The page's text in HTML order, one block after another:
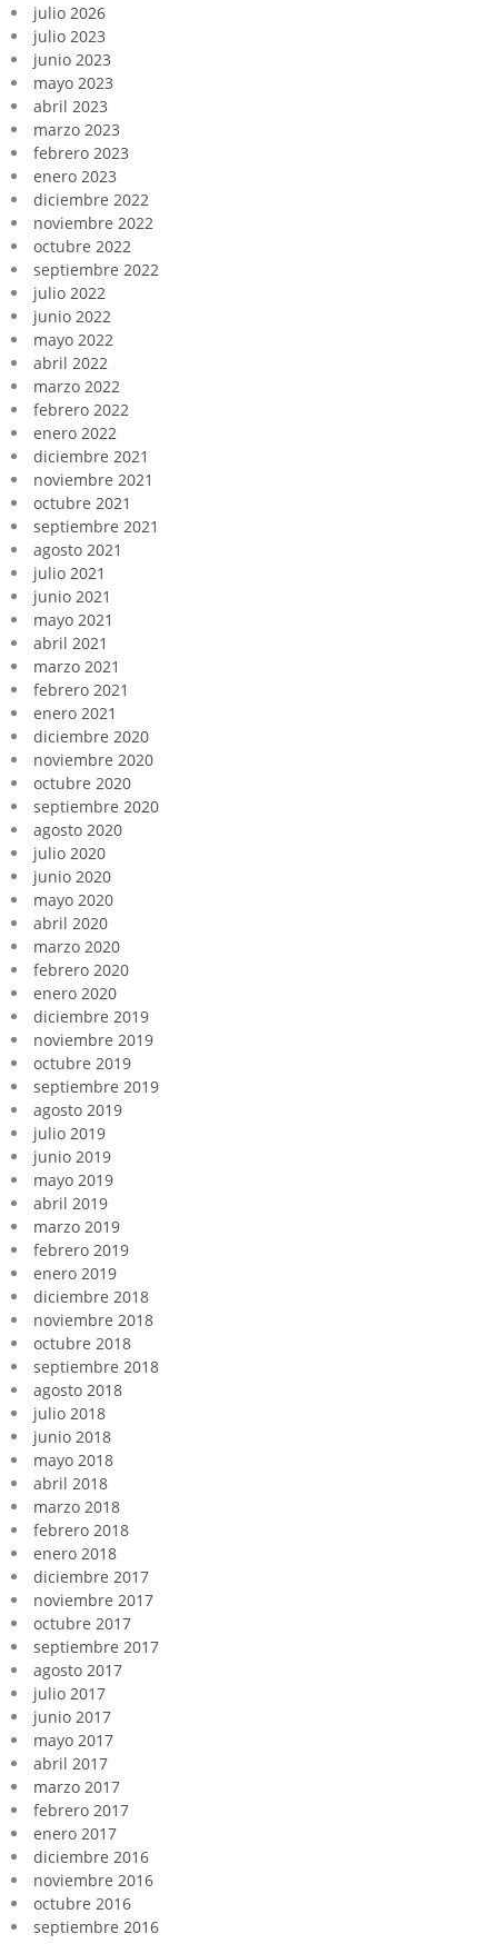
julio 2026
julio 2023
junio 2023
mayo 2023
abril 2023
marzo 2023
febrero 2023
enero 2023
diciembre 2022
noviembre 2022
octubre 2022
septiembre 2022
julio 2022
junio 2022
mayo 2022
abril 2022
marzo 2022
febrero 2022
enero 2022
diciembre 2021
noviembre 2021
octubre 2021
septiembre 2021
agosto 2021
julio 2021
junio 2021
mayo 2021
abril 2021
marzo 2021
febrero 2021
enero 2021
diciembre 2020
noviembre 2020
octubre 2020
septiembre 2020
agosto 2020
julio 2020
junio 2020
mayo 2020
abril 2020
marzo 2020
febrero 2020
enero 2020
diciembre 2019
noviembre 2019
octubre 2019
septiembre 2019
agosto 2019
julio 2019
junio 2019
mayo 2019
abril 2019
marzo 2019
febrero 2019
enero 2019
diciembre 2018
noviembre 2018
octubre 2018
septiembre 2018
agosto 2018
julio 2018
junio 2018
mayo 2018
abril 2018
marzo 2018
febrero 2018
enero 2018
diciembre 2017
noviembre 2017
octubre 2017
septiembre 2017
agosto 2017
julio 2017
junio 2017
mayo 2017
abril 2017
marzo 2017
febrero 2017
enero 2017
diciembre 2016
noviembre 2016
octubre 2016
septiembre 2016